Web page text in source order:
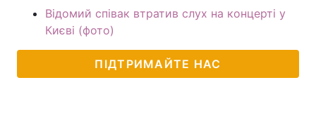
Відомий співак втратив слух на концерті у
Києві (фото)
ПІДТРИМАЙТЕ НАС